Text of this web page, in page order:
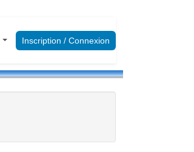
Inscription / Connexion